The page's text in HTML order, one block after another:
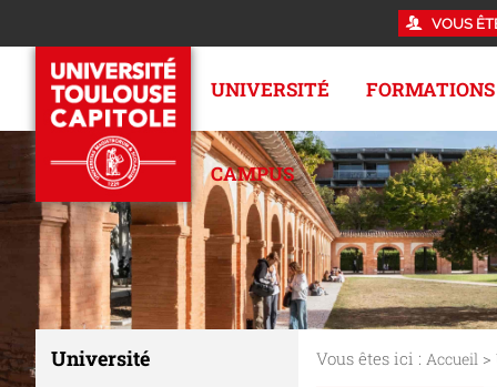
VOUS
UNIVERSITÉ FORMATIONS
CAMPUS
Vous êtes ici : Accueil>
Université